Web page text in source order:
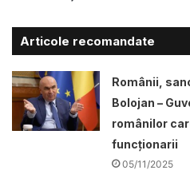
Articole recomandate
Românii,
Bolojan –
românilor
funcționarii
05/11/2025